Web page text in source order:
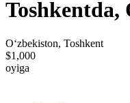
Toshkentda,
Oʻzbekiston, Toshkent
$1,000
oyiga